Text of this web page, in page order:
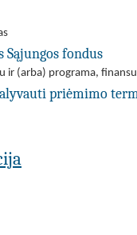
Sąjungos fondus
ir (arba) programa,
priėmimo